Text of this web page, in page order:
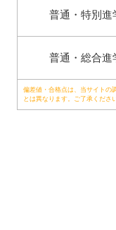
普通・特別進
普通・総合進
偏差値・合格点は、当サイトの
とは異なります。ご了承ください